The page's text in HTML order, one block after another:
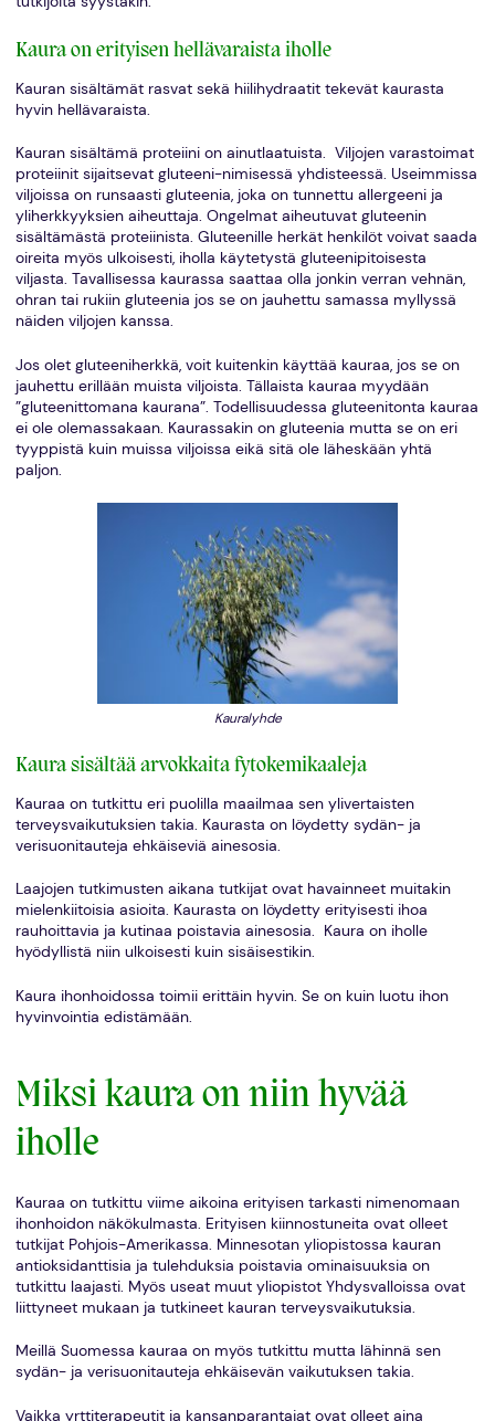
Kaura on erityisen hellävaraista iholle
Kauran sisältämät rasvat sekä hiilihydraatit tekevät kaurasta
hyvin hellävaraista.
Kauran sisältämä proteiini on ainutlaatuista. Viljojen varastoimat
proteiinit sijaitsevat gluteeni-nimisessä yhdisteessä. Useimmissa
viljoissa on runsaasti gluteenia, joka on tunnettu allergeeni ja
yliherkkyyksien aiheuttaja. Ongelmat aiheutuvat gluteenin
sisältämästä proteiinista. Gluteenille herkät henkilöt voivat saada
oireita myös ulkoisesti, iholla käytetystä gluteenipitoisesta
viljasta. Tavallisessa kaurassa saattaa olla jonkin verran vehnän,
ohran tai rukiin gluteenia jos se on jauhettu samassa myllyssä
näiden viljojen kanssa.
Jos olet gluteeniherkkä, voit kuitenkin käyttää kauraa, jos se on
jauhettu erillään muista viljoista. Tällaista kauraa myydään
”gluteenittomana kaurana”. Todellisuudessa gluteenitonta kauraa
ei ole olemassakaan. Kaurassakin on gluteenia mutta se on eri
tyyppistä kuin muissa viljoissa eikä sitä ole läheskään yhtä
paljon.
Kauralyhde
Kaura sisältää arvokkaita fytokemikaaleja
Kauraa on tutkittu eri puolilla maailmaa sen ylivertaisten
terveysvaikutuksien takia. Kaurasta on löydetty sydän- ja
verisuonitauteja ehkäiseviä ainesosia.
Laajojen tutkimusten aikana tutkijat ovat havainneet muitakin
mielenkiitoisia asioita. Kaurasta on löydetty erityisesti ihoa
rauhoittavia ja kutinaa poistavia ainesosia. Kaura on iholle
hyödyllistä niin ulkoisesti kuin sisäisestikin.
Kaura ihonhoidossa toimii erittäin hyvin. Se on kuin luotu ihon
hyvinvointia edistämään.
Miksi kaura on niin hyvää
iholle
Kauraa on tutkittu viime aikoina erityisen tarkasti nimenomaan
ihonhoidon näkökulmasta. Erityisen kiinnostuneita ovat olleet
tutkijat Pohjois-Amerikassa. Minnesotan yliopistossa kauran
antioksidanttisia ja tulehduksia poistavia ominaisuuksia on
tutkittu laajasti. Myös useat muut yliopistot Yhdysvalloissa ovat
liittyneet mukaan ja tutkineet kauran terveysvaikutuksia.
Meillä Suomessa kauraa on myös tutkittu mutta lähinnä sen
sydän- ja verisuonitauteja ehkäisevän vaikutuksen takia.
Vaikka yrttiterapeutit ja kansanparantajat ovat olleet aina